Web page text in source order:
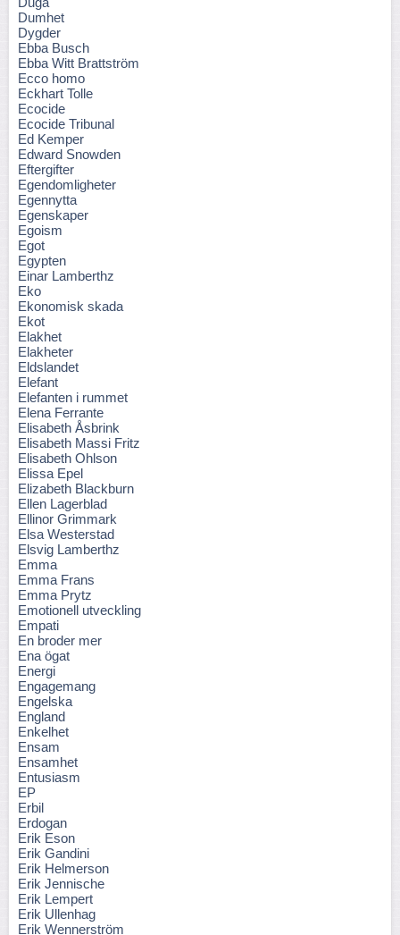
Dumhet
Dygder
Ebba Busch
Ebba Witt Brattström
Ecco homo
Eckhart Tolle
Ecocide
Ecocide Tribunal
Ed Kemper
Edward Snowden
Eftergifter
Egendomligheter
Egennytta
Egenskaper
Egoism
Egot
Egypten
Einar Lamberthz
Eko
Ekonomisk skada
Ekot
Elakhet
Elakheter
Eldslandet
Elefant
Elefanten i rummet
Elena Ferrante
Elisabeth Åsbrink
Elisabeth Massi Fritz
Elisabeth Ohlson
Elissa Epel
Elizabeth Blackburn
Ellen Lagerblad
Ellinor Grimmark
Elsa Westerstad
Elsvig Lamberthz
Emma
Emma Frans
Emma Prytz
Emotionell utveckling
Empati
En broder mer
Ena ögat
Energi
Engagemang
Engelska
England
Enkelhet
Ensam
Ensamhet
Entusiasm
EP
Erbil
Erdogan
Erik Eson
Erik Gandini
Erik Helmerson
Erik Jennische
Erik Lempert
Erik Ullenhag
Erik Wennerström